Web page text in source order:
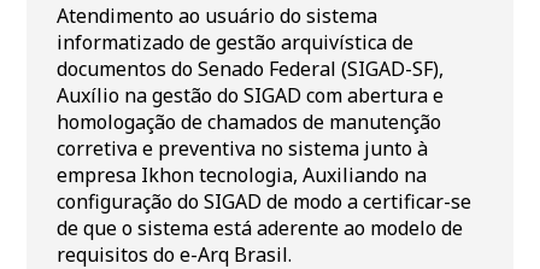
Atendimento ao usuário do sistema
informatizado de gestão arquivística de
documentos do Senado Federal (SIGAD-SF),
Auxílio na gestão do SIGAD com abertura e
homologação de chamados de manutenção
corretiva e preventiva no sistema junto à
empresa Ikhon tecnologia, Auxiliando na
configuração do SIGAD de modo a certificar-se
de que o sistema está aderente ao modelo de
requisitos do e-Arq Brasil.